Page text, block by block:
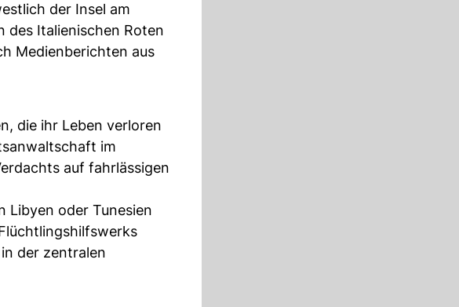
der Insel am
Italienischen Roten
Medienberichten aus
die ihr Leben verloren
im
auf fahrlässigen
Libyen oder Tunesien
der zentralen